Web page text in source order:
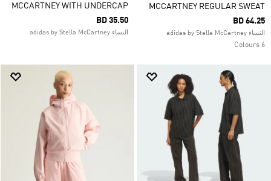
MCCARTNEY REGULAR SWEAT
BD 64.25
النساء adidas by Stella McCartney
6 Colours
MCCARTNEY WITH UNDERCAP
BD 35.50
النساء adidas by Stella McCartney